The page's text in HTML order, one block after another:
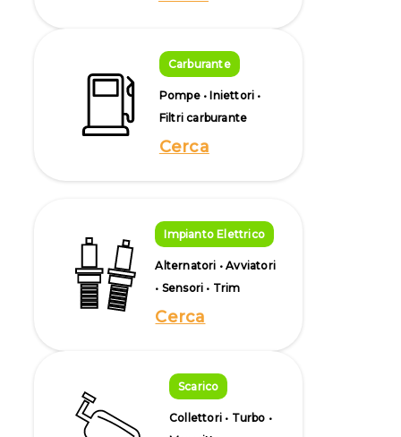
Carburante
Pompe • Iniettori •
Filtri carburante
Cerca
Impianto Elettrico
Alternatori • Avviatori
• Sensori • Trim
Cerca
Scarico
Collettori • Turbo •